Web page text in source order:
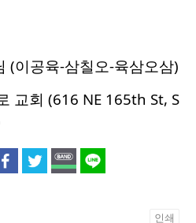
(이공육-삼칠오-육삼오삼)
교회 (616 NE 165th St, S
인쇄